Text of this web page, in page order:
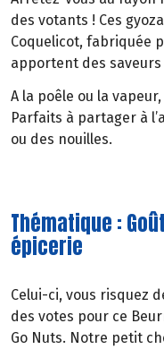
des votants ! Ces
Coquelicot, fabriquée
apportent des
A la poêle ou la
Parfaits à partager à
ou des nouilles.
Thématique :
épicerie
Celui-ci, vous risquez
des votes pour ce
Go Nuts. Notre petit